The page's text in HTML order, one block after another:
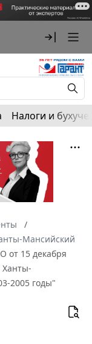
Налоги и
Мансийский
от 15 декабря
Ханты-
2005 годы"